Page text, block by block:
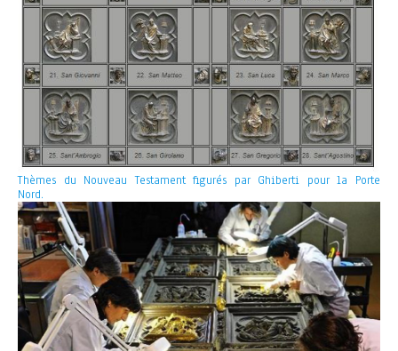
Thèmes du Nouveau Testament figurés par Ghiberti pour la Porte
Nord.